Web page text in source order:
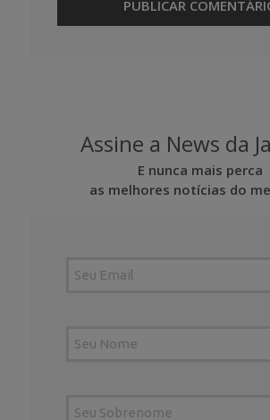
Assine a News da
E nunca mais perca
as melhores notícias do